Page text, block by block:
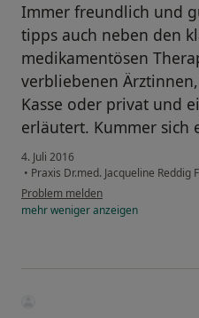
Immer freundlich und
tipps auch neben den
medikamentösen
verbliebenen
Kasse oder privat und
erläutert. Kummer sich
4. Juli 2016
• Praxis Dr.med. Jacqueline
Problem melden
mehrwenigeranzeigen